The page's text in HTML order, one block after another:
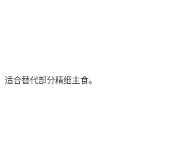
合替代部分精细主食。